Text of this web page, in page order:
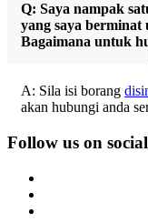
Q: Saya nampak
yang saya
Bagaimana untuk
A: Sila isi borang
akan hubungi anda
Follow us on